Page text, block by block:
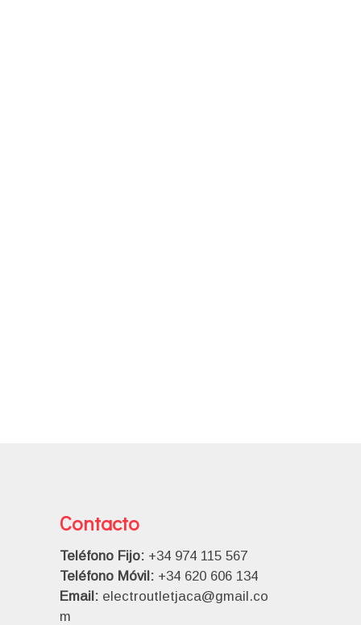
Contacto
Teléfono Fijo: +34 974 115 567
Teléfono Móvil:+34 620 606 134
Email: electroutletjaca@gmail.co
m